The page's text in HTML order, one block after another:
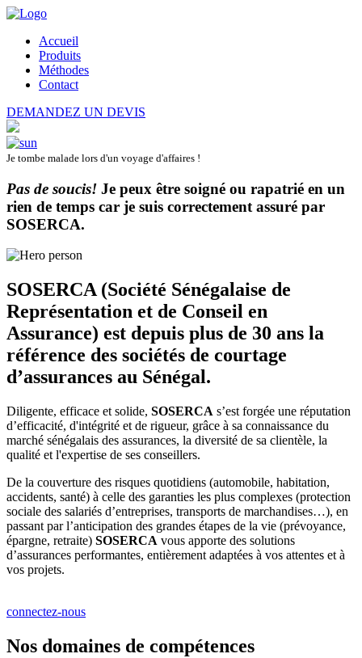
Accueil
Produits
Méthodes
Contact
DEMANDEZ UN DEVIS
Je tombe malade lors d'un voyage d'affaires !
Pas de soucis! Je peux être soigné ou rapatrié en un
rien de temps car je suis correctement assuré par
SOSERCA.
SOSERCA (Société Sénégalaise de
Représentation et de Conseil en
Assurance) est depuis plus de 30 ans la
référence des sociétés de courtage
d’assurances au Sénégal.
Diligente, efficace et solide, SOSERCA s’est forgée une réputation
d’efficacité, d'intégrité et de rigueur, grâce à sa connaissance du
marché sénégalais des assurances, la diversité de sa clientèle, la
qualité et l'expertise de ses conseillers.
De la couverture des risques quotidiens (automobile, habitation,
accidents, santé) à celle des garanties les plus complexes (protection
sociale des salariés d’entreprises, transports de marchandises…), en
passant par l’anticipation des grandes étapes de la vie (prévoyance,
épargne, retraite) SOSERCA vous apporte des solutions
d’assurances performantes, entièrement adaptées à vos attentes et à
vos projets.
connectez-nous
Nos domaines de compétences